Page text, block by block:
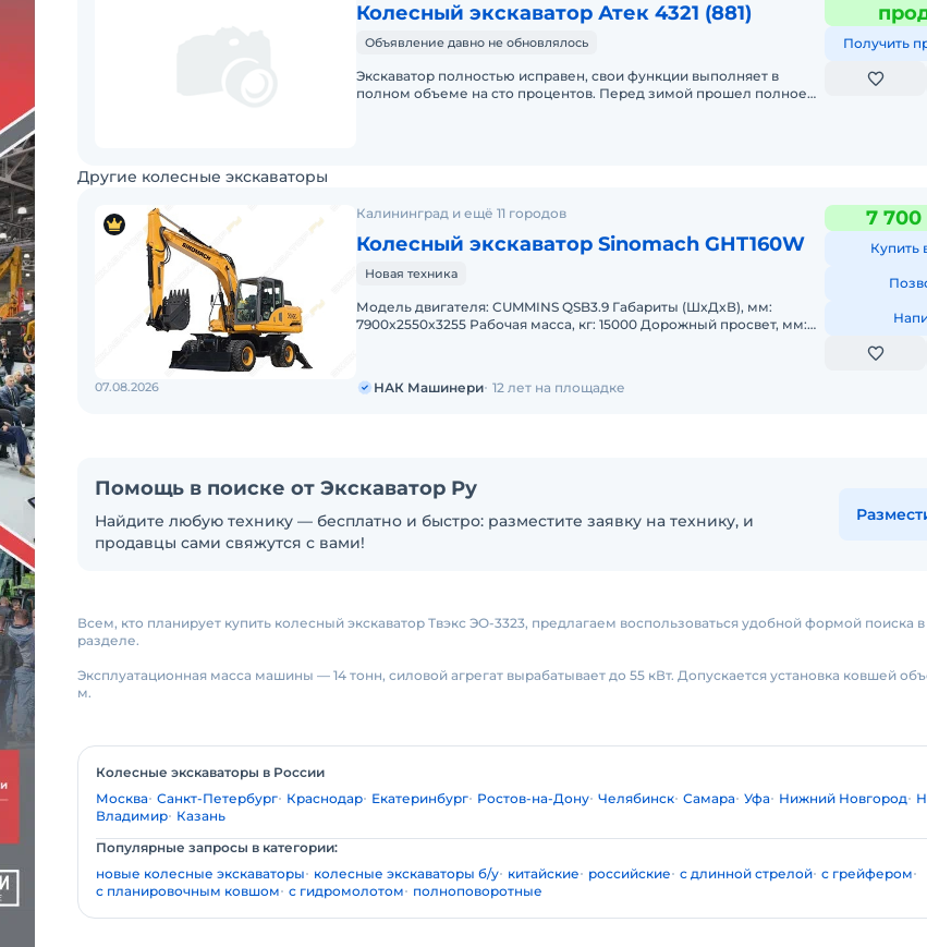
Колесный экскаватор Атек 4321 (881)
Объявление давно не обновлялось
Экскаватор полностью исправен, свои функции выполняет в
полном объеме на сто процентов. Перед зимой прошел полное
Получить
Другие колесные экскаваторы
Калининград и ещё 11 городов
Колесный экскаватор Sinomach GHT160W
Новая техника
Модель двигателя: CUMMINS QSB3.9 Габариты (ШxДxВ), мм:
7900x2550x3255 Рабочая масса, кг: 15000 Дорожный просвет, мм:
7
Купить
07.08.2026 НАК Машинери 12 лет на площадке
Помощь в поиске от Экскаватор Ру
Найдите любую технику — бесплатно и быстро: разместите заявку на технику, и
продавцы сами свяжутся с вами!
Всем, кто планирует купить колесный экскаватор Твэкс ЭО-3323, предлагаем воспользоваться удобной формой поиска
разделе.
Эксплуатационная масса машины — 14 тонн, силовой агрегат вырабатывает до 55 кВт. Допускается установка ковшей
м.
Колесные экскаваторы в России
Москва Санкт-Петербург Краснодар Екатеринбург Ростов-на-Дону Челябинск Самара Уфа Нижний Новгород
Владимир Казань
Популярные запросы в категории:
новые колесные экскаваторы
колесные экскаваторы б/у китайские российские с длинной стрелой с грейфером
с планировочным ковшом с гидромолотом полноповоротные